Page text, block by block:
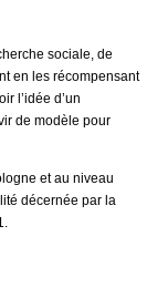
sociale, de
en les récompensant
l’idée d’un
de modèle pour
et au niveau
décernée par la